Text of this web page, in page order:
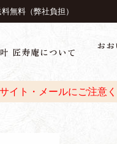
無料（弊社負担）
叶 匠寿庵について
お
イト・メールにご注意